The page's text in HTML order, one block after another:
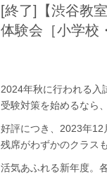
[終了]【渋谷教
体験会［小学校
2024年秋に行われる入
受験対策を始めるなら
好評につき、2023年12
残席がわずかのクラス
活気あふれる新年度。